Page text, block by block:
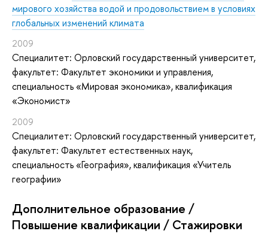
мирового хозяйства водой и продовольствием в условиях
глобальных изменений климата
2009
Специалитет: Орловский государственный университет,
факультет: Факультет экономики и управления,
специальность «Мировая экономика», квалификация
«Экономист»
2009
Специалитет: Орловский государственный университет,
факультет: Факультет естественных наук,
специальность «География», квалификация «Учитель
географии»
Дополнительное образование /
Повышение квалификации / Стажировки